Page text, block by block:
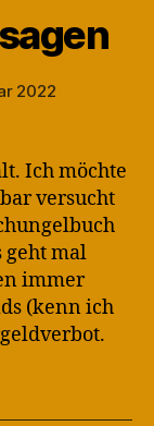
2022
Ich möchte
versucht
geht mal
immer
(kenn ich